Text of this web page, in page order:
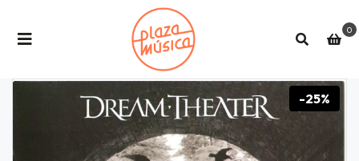
0
-25%